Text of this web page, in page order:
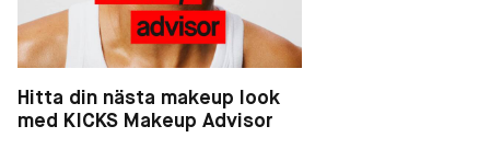
Hitta din nästa makeup look
med KICKS Makeup Advisor